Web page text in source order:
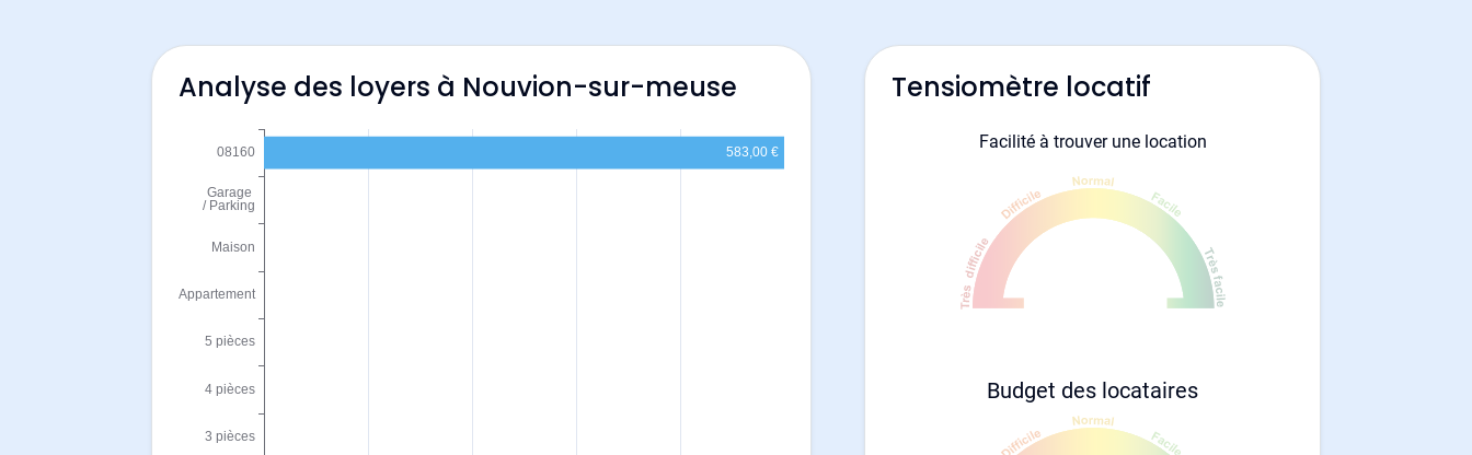
Analyse des loyers à Nouvion-sur-meuse Tensiomètre locatif
Facilité à trouver une location
Budget des locataires